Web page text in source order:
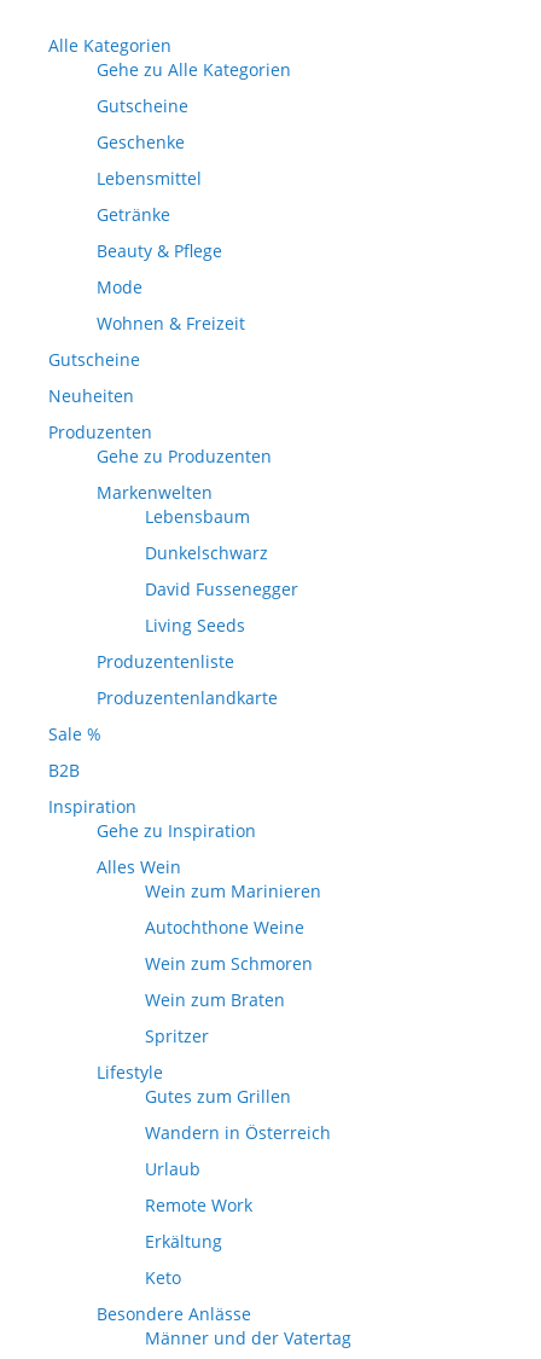
Alle Kategorien
Gehe zu Alle Kategorien
Gutscheine
Geschenke
Lebensmittel
Getränke
Beauty & Pflege
Mode
Wohnen & Freizeit
Gutscheine
Neuheiten
Produzenten
Gehe zu Produzenten
Markenwelten
Lebensbaum
Dunkelschwarz
David Fussenegger
Living Seeds
Produzentenliste
Produzentenlandkarte
Sale %
B2B
Inspiration
Gehe zu Inspiration
Alles Wein
Wein zum Marinieren
Autochthone Weine
Wein zum Schmoren
Wein zum Braten
Spritzer
Lifestyle
Gutes zum Grillen
Wandern in Österreich
Urlaub
Remote Work
Erkältung
Keto
Besondere Anlässe
Männer und der Vatertag